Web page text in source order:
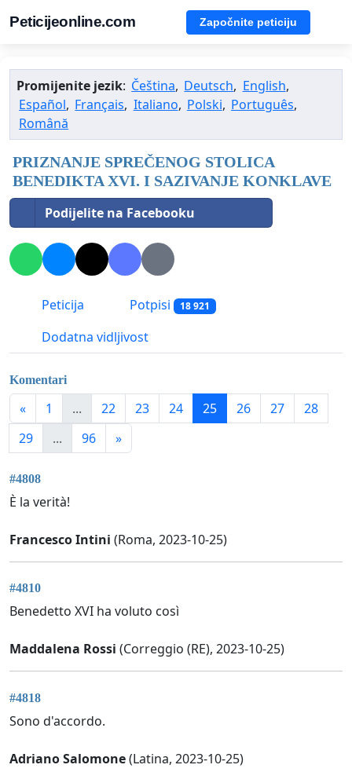
Peticijeonline.com Započnite peticiju
Promijenite jezik: Čeština, Deutsch, English,
Español, Français, Italiano, Polski, Português,
Română
PRIZNANJE SPREČENOG STOLICA
BENEDIKTA XVI. I SAZIVANJE KONKLAVE
Podijelite na Facebooku
Peticija Potpisi 18 921
Dodatna vidljivost
Komentari
« 1 ... 22 23 24 25 26 27
28
29
... 96 »
#4808
È la verità!
Francesco Intini (Roma, 2023-10-25)
#4810
Benedetto XVI ha voluto così
Maddalena Rossi (Correggio (RE), 2023-10-25)
#4818
Sono d'accordo.
Adriano Salomone(Latina, 2023-10-25)